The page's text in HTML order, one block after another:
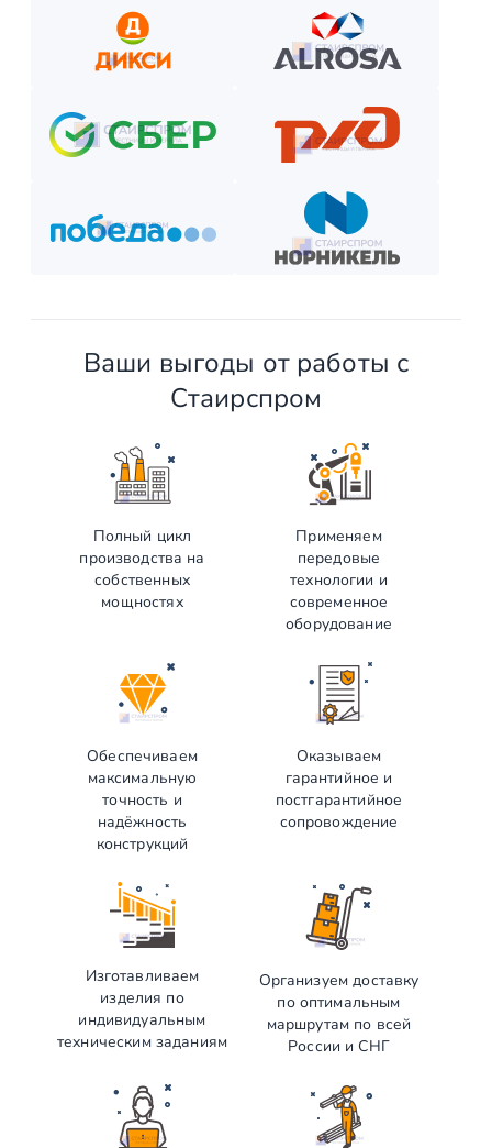
Отслеживайте этапы производства и монтажа.
Оплатите остаток после приёмки —
Ваши выгоды от работы с
Стаирспром
Полный цикл
производства на
собственных
мощностях
Применяем
передовые
технологии и
современное
оборудование
Обеспечиваем
максимальную
точность и
надёжность
конструкций
Оказываем
гарантийное и
постгарантийное
сопровождение
Изготавливаем
изделия по
индивидуальным
техническим заданиям
Организуем доставку
по оптимальным
маршрутам по всей
России и СНГ